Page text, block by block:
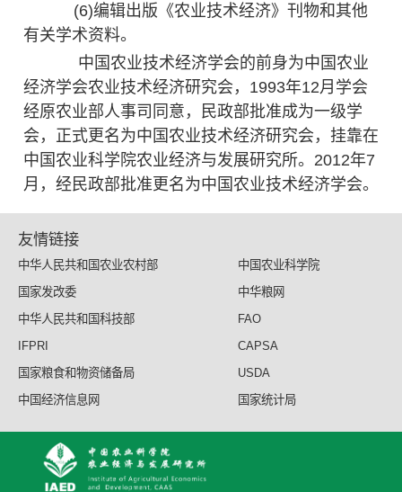
(6)编辑出版《农业技术经济》刊物和其他
有关学术资料。
中国农业技术经济学会的前身为中国农业
经济学会农业技术经济研究会，1993年12月学会
经原农业部人事司同意，民政部批准成为一级学
会，正式更名为中国农业技术经济研究会，挂靠在
中国农业科学院农业经济与发展研究所。2012年7
月，经民政部批准更名为中国农业技术经济学会。
友情链接
中华人民共和国农业农村部
中国农业科学院
国家发改委
中华粮网
中华人民共和国科技部
FAO
IFPRI
CAPSA
国家粮食和物资储备局
USDA
中国经济信息网
国家统计局